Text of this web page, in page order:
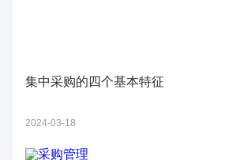
集中采购的四个基本特征
2024-03-18